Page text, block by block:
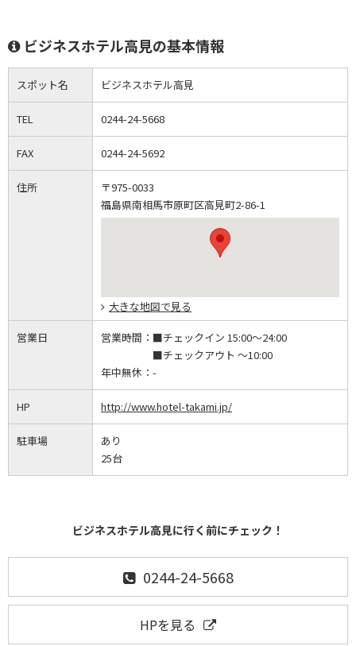
ビジネスホテル高見の基本情報
スポット名 ビジネスホテル高見
TEL 0244-24-5668
FAX 0244-24-5692
住所
〒975-0033
福島県南相馬市原町区高見町2-86-1
大きな地図で見る
営業日 営業時間： ■チェックイン 15:00～24:00
■チェックアウト ～10:00
年中無休： -
HP http://www.hotel-takami.jp/
駐車場
あり
25台
ビジネスホテル高見に行く前にチェック！
0244-24-5668
HPを見る